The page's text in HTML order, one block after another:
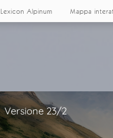
Lexicon Alpinum Mappa
Versione 23/2